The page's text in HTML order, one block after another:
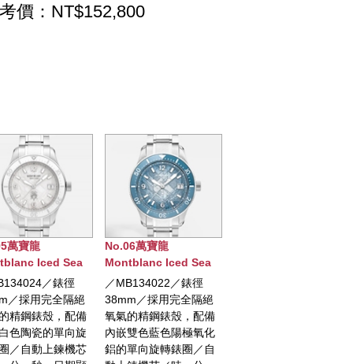
價：NT$152,800
萬寶龍
Iced Sea
顯示自動腕錶0
特別版
／錶徑
／採用完全隔絕
精鋼錶殼，配備
色藍色陽極氧化
向旋轉錶圈／自
No.07萬寶龍
Montblanc明星傳承系
列43毫米限量版
／限量800枚／直徑
43mm／精鋼材質錶殼
／自動上鏈機芯／時、
鐘、秒、日期顯示／透
明錶底蓋／防水50米／